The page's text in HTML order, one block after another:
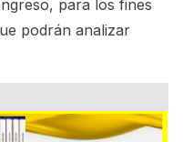
para los fines
podrán analizar